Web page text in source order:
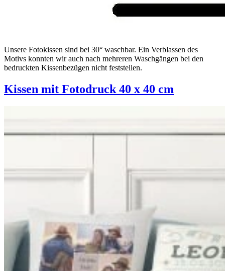
Unsere Fotokissen sind bei 30° waschbar. Ein Verblassen des
Motivs konnten wir auch nach mehreren Waschgängen bei den
bedruckten Kissenbezügen nicht feststellen.
Kissen mit Fotodruck 40 x 40 cm